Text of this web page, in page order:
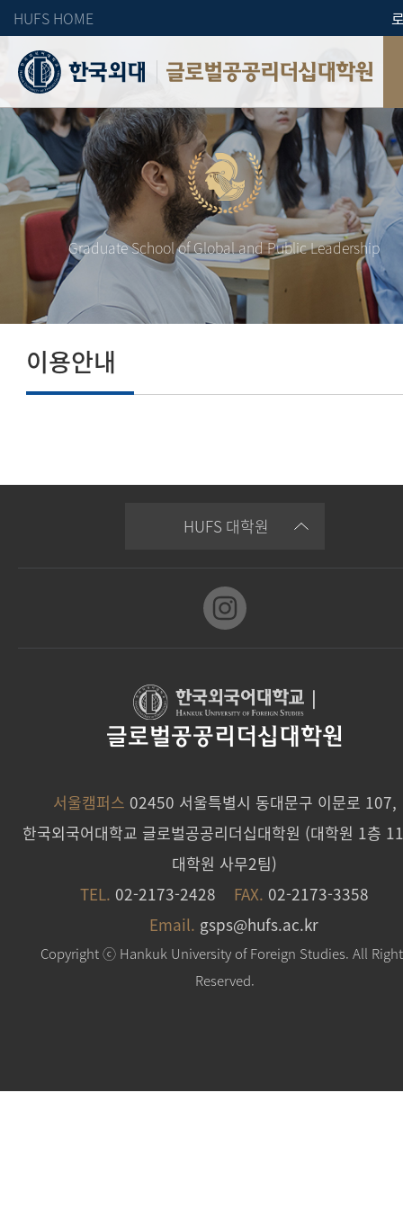
HUFS HOME
글로벌공공리더십대학원
Graduate School of Global and Public Leadership
이용안내
HUFS 대학원
글로벌공공리더십대학원
서울캠퍼스 02450 서울특별시 동대문구 이문로 107,
한국외국어대학교 글로벌공공리더십대학원 (대학원 1층
대학원 사무2팀)
TEL. 02-2173-2428 FAX. 02-2173-3358
Email. gsps@hufs.ac.kr
Copyright ⓒ Hankuk University of Foreign Studies. All
Reserved.